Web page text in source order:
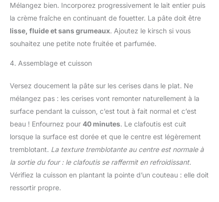
Mélangez bien. Incorporez progressivement le lait entier puis
la crème fraîche en continuant de fouetter. La pâte doit être
lisse, fluide et sans grumeaux. Ajoutez le kirsch si vous
souhaitez une petite note fruitée et parfumée.
4. Assemblage et cuisson
Versez doucement la pâte sur les cerises dans le plat. Ne
mélangez pas : les cerises vont remonter naturellement à la
surface pendant la cuisson, c’est tout à fait normal et c’est
beau ! Enfournez pour 40 minutes. Le clafoutis est cuit
lorsque la surface est dorée et que le centre est légèrement
tremblotant. La texture tremblotante au centre est normale à
la sortie du four : le clafoutis se raffermit en refroidissant.
Vérifiez la cuisson en plantant la pointe d’un couteau : elle doit
ressortir propre.